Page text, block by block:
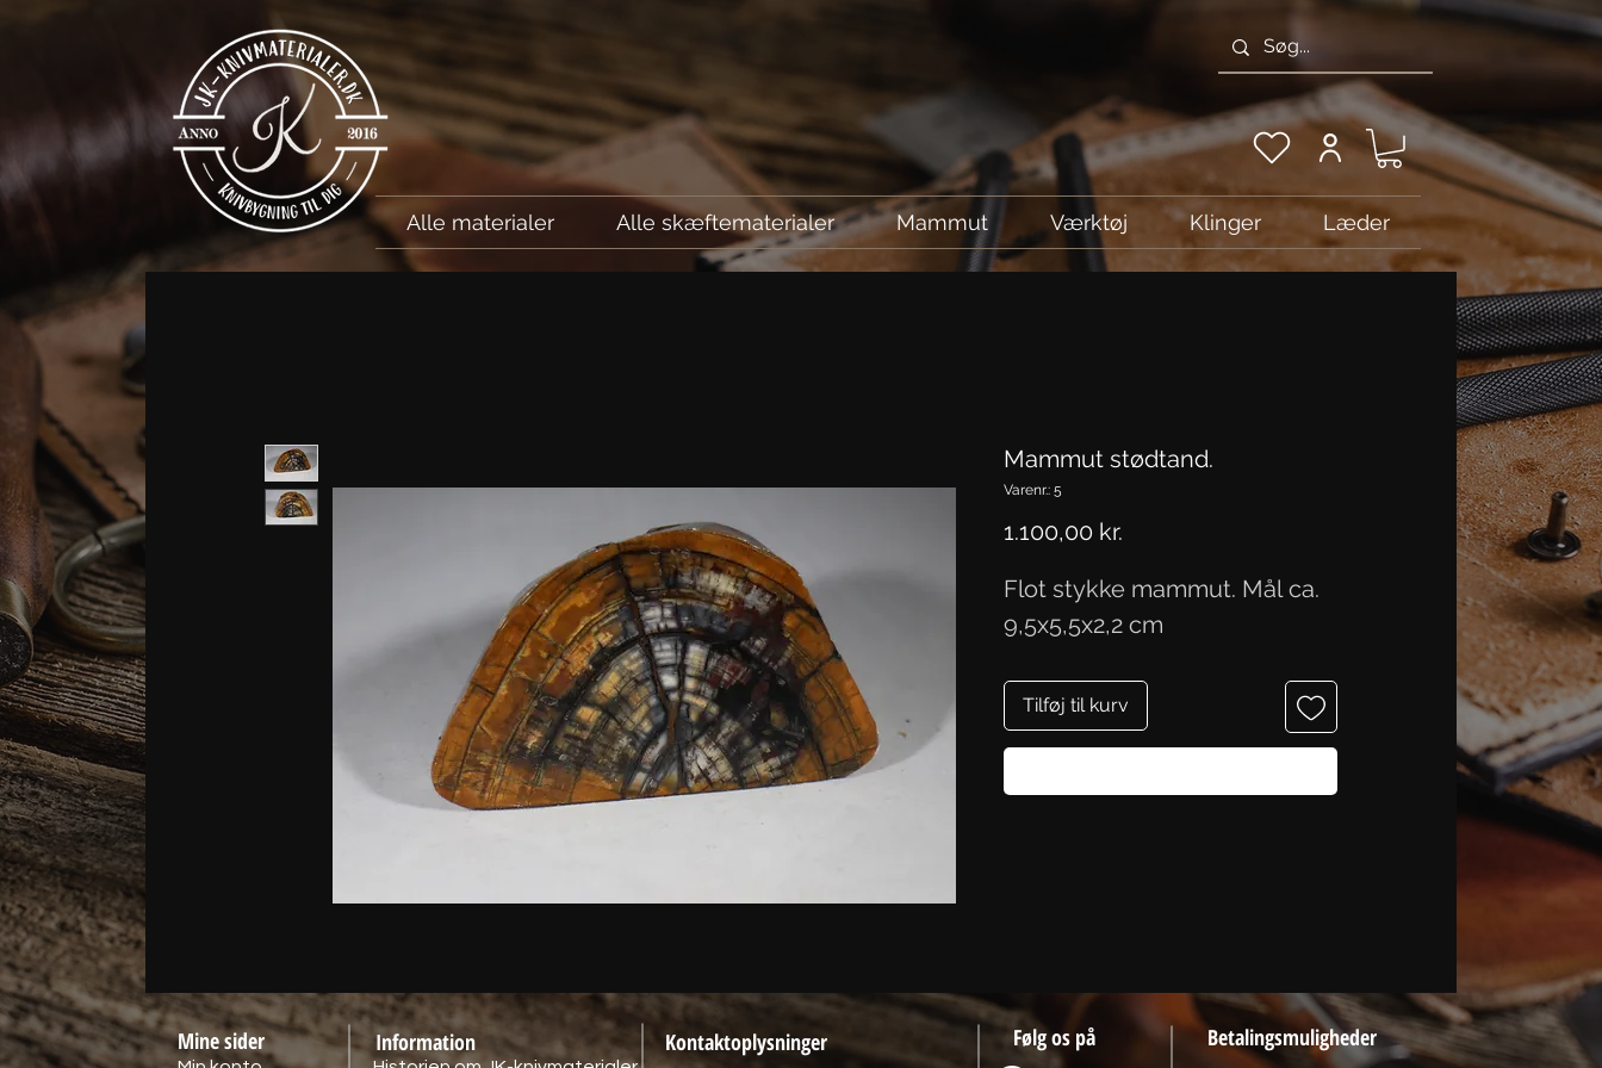
Alle materialer Alle skæftematerialer Mammut Værktøj Klinger Læder
Mammut stødtand.
Varenr.: 5
1.100,00 kr.
Flot stykke mammut. Mål ca.
9,5x5,5x2,2 cm
Tilføj til kurv
Mine sider Information Kontaktoplysninger Følg os på Betalingsmuligheder